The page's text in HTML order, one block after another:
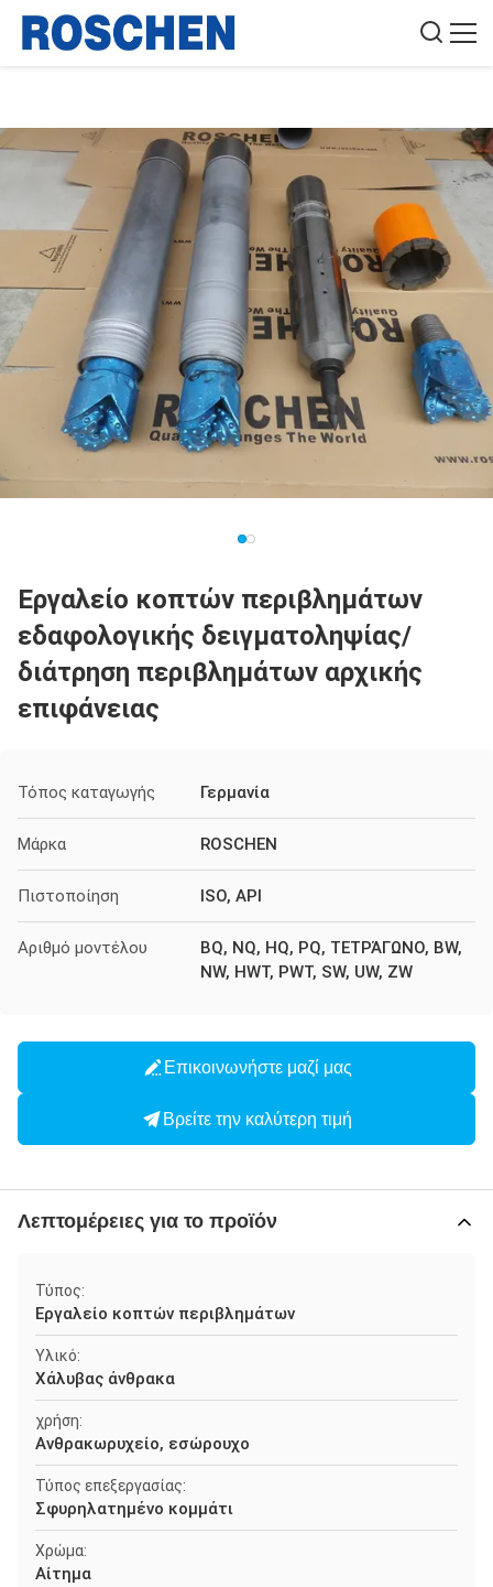
Εργαλείο κοπτών περιβλημάτων
εδαφολογικής δειγματοληψίας/
διάτρηση περιβλημάτων αρχικής
επιφάνειας
Τόπος καταγωγής Γερμανία
Μάρκα ROSCHEN
Πιστοποίηση ISO, API
Αριθμό μοντέλου
BQ, NQ, HQ, PQ, ΤΕΤΡΆΓΩΝΟ, BW,
NW, HWT, PWT, SW, UW, ZW
Επικοινωνήστε μαζί μας
Βρείτε την καλύτερη τιμή
Λεπτομέρειες για το προϊόν
Τύπος:
Εργαλείο κοπτών περιβλημάτων
Υλικό:
Χάλυβας άνθρακα
χρήση:
Ανθρακωρυχείο, εσώρουχο
Τύπος επεξεργασίας:
Σφυρηλατημένο κομμάτι
Χρώμα:
Αίτημα